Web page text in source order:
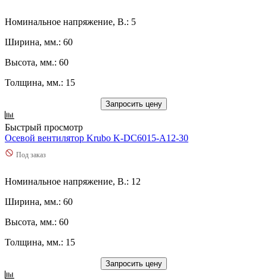
Номинальное напряжение, В.: 5
Ширина, мм.: 60
Высота, мм.: 60
Толщина, мм.: 15
Запросить цену
Быстрый просмотр
Осевой вентилятор Krubo K-DC6015-A12-30
Под заказ
Номинальное напряжение, В.: 12
Ширина, мм.: 60
Высота, мм.: 60
Толщина, мм.: 15
Запросить цену